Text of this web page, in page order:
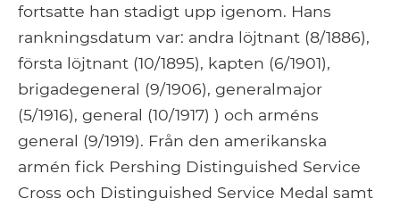
fortsatte han stadigt upp igenom. Hans
rankningsdatum var: andra löjtnant (8/1886),
första löjtnant (10/1895), kapten (6/1901),
brigadegeneral (9/1906), generalmajor
(5/1916), general (10/1917) ) och arméns
general (9/1919). Från den amerikanska
armén fick Pershing Distinguished Service
Cross och Distinguished Service Medal samt